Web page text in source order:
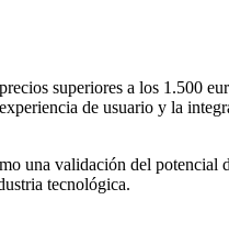
superiores a los 1.500
de usuario y la
una validación del
tecnológica.